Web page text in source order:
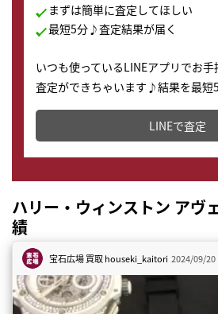
まずは簡単に査定してほしい
最短5分♪査定結果が届く
いつも使っているLINEアプリでお
査定ができちゃいます♪結果を最短
どこからでもすぐに査定金額を知る
LINEで査定
ハリー・ウィンストン アヴ
績
宝石広場 買取houseki_kaitori 2024/09/20